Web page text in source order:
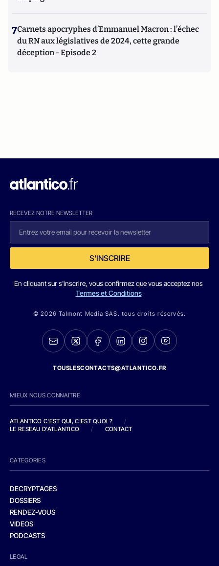
7Carnets apocryphes d’Emmanuel Macron : l’échec
du RN aux législatives de 2024, cette grande
déception - Episode 2
RECEVEZ NOTRE NEWSLETTER
S'INSCRIRE
En cliquant sur s'inscrire, vous confirmez que vous acceptez nos
Termes et Conditions
© 2026 Talmont Media SAS. tous droits réservés.
TOUSLESCONTACTS@ATLANTICO.FR
MIEUX NOUS CONNAITRE
ATLANTICO C'EST QUI, C'EST QUOI ?
/
LE RESEAU D'ATLANTICO
/ CONTACT
CATEGORIES
DECRYPTAGES
DOSSIERS
RENDEZ-VOUS
VIDEOS
PODCASTS
LEGAL